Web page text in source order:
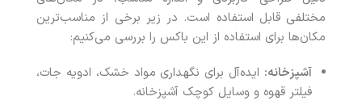
مختلفی قابل استفاده است. در زیر برخی از مناسب‌ترین
مکان‌ها برای استفاده از این باکس را بررسی می‌کنیم:
آشپزخانه: ایده‌آل برای نگهداری مواد خشک، ادویه جات،
فیلتر قهوه و وسایل کوچک آشپزخانه.